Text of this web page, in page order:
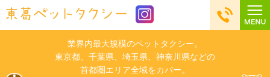
業界内最大規模のペットタクシー。
東京都、千葉県、埼玉県、神奈川県などの
首都圏エリア全域をカバー。